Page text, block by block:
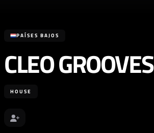
PAÍSES BAJOS
CLEO GROOVES
HOUSE